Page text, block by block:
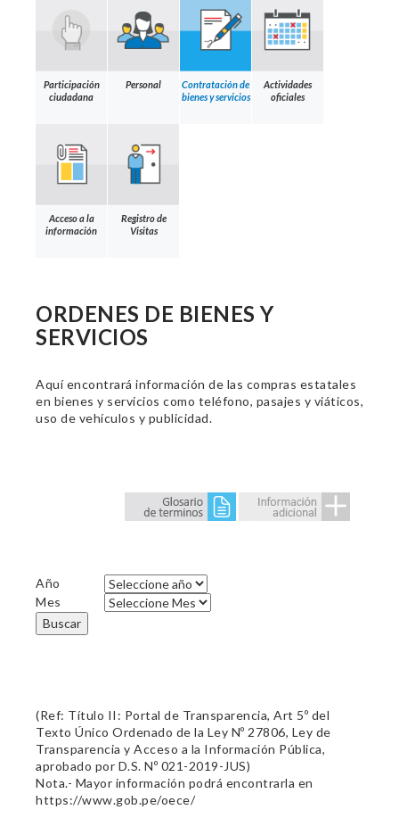
Participación
ciudadana
Personal
Contratación de
bienes y servicios
Actividades
oficiales
Acceso a la
información
Registro de
Visitas
ORDENES DE BIENES Y
SERVICIOS
Aquí encontrará información de las compras estatales
en bienes y servicios como teléfono, pasajes y viáticos,
uso de vehículos y publicidad.
Año
Mes
Buscar
(Ref: Título II: Portal de Transparencia, Art 5º del
Texto Único Ordenado de la Ley Nº 27806, Ley de
Transparencia y Acceso a la Información Pública,
aprobado por D.S. Nº 021-2019-JUS)
Nota.- Mayor información podrá encontrarla en
https://www.gob.pe/oece/